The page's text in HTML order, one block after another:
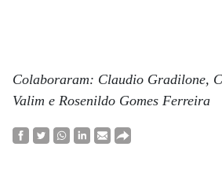
Colaboraram: Claudio Gradilone,
Valim e Rosenildo Gomes Ferreira